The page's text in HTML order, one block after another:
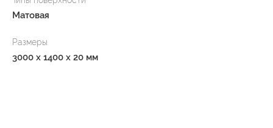
Матовая
Размеры
3000 x 1400 x 20 мм